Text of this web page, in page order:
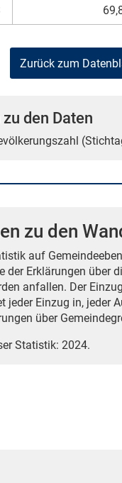
Zurück zum
den Daten
zu den
auf
der Erklärungen über
anfallen. Der
jeder Einzug in, jeder
über
Statistik: 2024.